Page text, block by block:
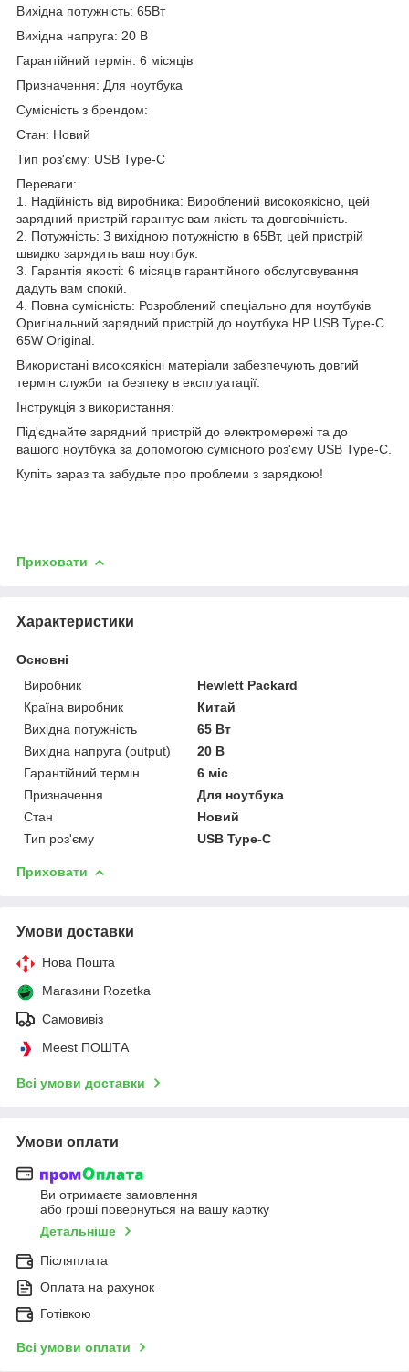
Вихідна потужність: 65Вт
Вихідна напруга: 20 В
Гарантійний термін: 6 місяців
Призначення: Для ноутбука
Сумісність з брендом:
Стан: Новий
Тип роз'єму: USB Type-C
Переваги:
1. Надійність від виробника: Вироблений високоякісно, цей
зарядний пристрій гарантує вам якість та довговічність.
2. Потужність: З вихідною потужністю в 65Вт, цей пристрій
швидко зарядить ваш ноутбук.
3. Гарантія якості: 6 місяців гарантійного обслуговування
дадуть вам спокій.
4. Повна сумісність: Розроблений спеціально для ноутбуків
Оригінальний зарядний пристрій до ноутбука HP USB Type-C
65W Original.
Використані високоякісні матеріали забезпечують довгий
термін служби та безпеку в експлуатації.
Інструкція з використання:
Під'єднайте зарядний пристрій до електромережі та до
вашого ноутбука за допомогою сумісного роз'єму USB Type-C.
Купіть зараз та забудьте про проблеми з зарядкою!
Приховати
Характеристики
Основні
Виробник
Hewlett Packard
Країна виробник
Китай
Вихідна потужність
65 Вт
Вихідна напруга (output)
20 В
Гарантійний термін
6 міс
Призначення
Для ноутбука
Стан
Новий
Тип роз'єму
USB Type-C
Приховати
Умови доставки
Нова Пошта
Магазини Rozetka
Самовивіз
Meest ПОШТА
Всі умови доставки
Умови оплати
Ви отримаєте замовлення
або гроші повернуться на вашу картку
Детальніше
Післяплата
Оплата на рахунок
Готівкою
Всі умови оплати